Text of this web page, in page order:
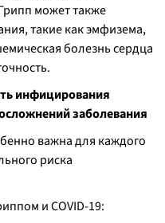
может также
такие как эмфизема,
болезнь сердца
инфицирования
заболевания
важна для каждого
риска
и COVID-19: